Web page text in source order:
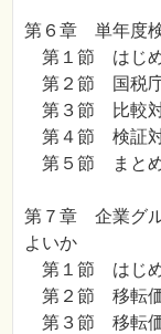
第６章 単年度
第１節 はじ
第２節 国税庁
第３節 比較対
第４節 検証対
第５節 まと
第７章 企業グ
よいか
第１節 はじ
第２節 移転価
第３節 移転価